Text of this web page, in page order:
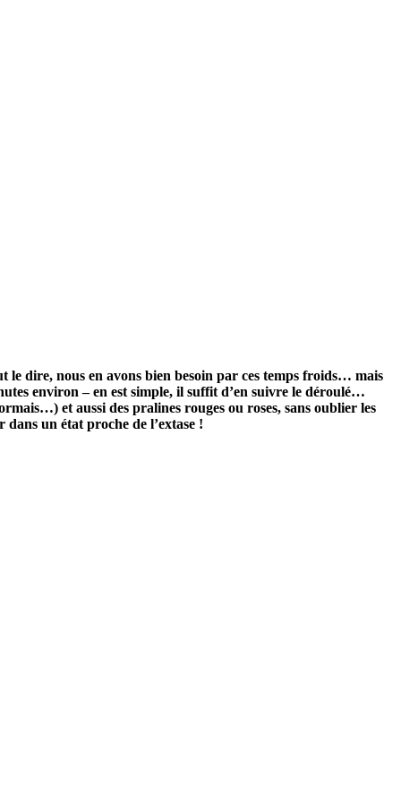
le dire, nous en avons bien besoin par ces temps froids… mais
environ – en est simple, il suffit d’en suivre le déroulé…
et aussi des pralines rouges ou roses, sans oublier les
un état proche de l’extase !